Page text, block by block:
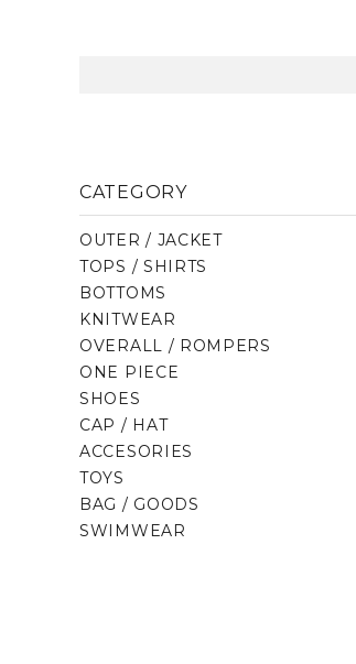
CATEGORY
OUTER / JACKET
TOPS / SHIRTS
BOTTOMS
KNITWEAR
OVERALL / ROMPERS
ONE PIECE
SHOES
CAP / HAT
ACCESORIES
TOYS
BAG / GOODS
SWIMWEAR